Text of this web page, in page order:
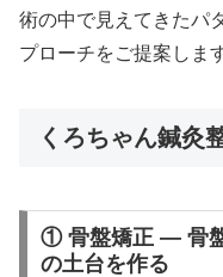
術の中で見えてきたパ
プローチをご提案しま
くろちゃん鍼灸
① 骨盤矯正 — 骨
の土台を作る